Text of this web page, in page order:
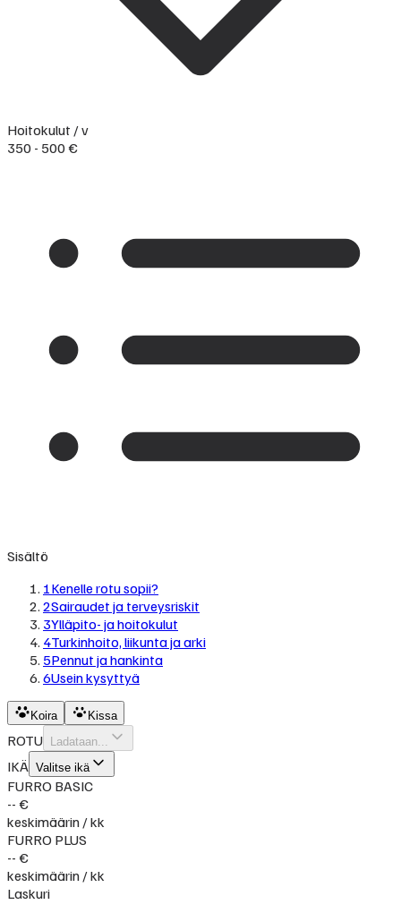
Hoitokulut / v
350 - 500 €
Sisältö
1Kenelle rotu sopii?
2Sairaudet ja terveysriskit
3Ylläpito- ja hoitokulut
4Turkinhoito, liikunta ja arki
5Pennut ja hankinta
6Usein kysyttyä
Koira Kissa
ROTU Ladataan...
IKÄ Valitse ikä
FURRO BASIC
-- €
keskimäärin / kk
FURRO PLUS
-- €
keskimäärin / kk
Laskuri